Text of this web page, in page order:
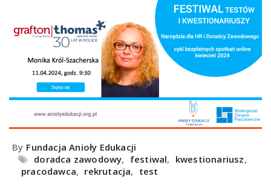
By Fundacja Anioły Edukacji
doradca zawodowy, festiwal, kwestionariusz,
pracodawca, rekrutacja, test